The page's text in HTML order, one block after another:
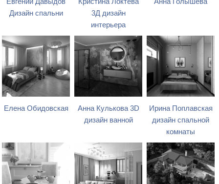
Дизайн спальни
3Д дизайн
интерьера
Елена Обидовская
Анна Кулькова 3D
дизайн ванной
Ирина Поплавская
дизайн спальной
комнаты